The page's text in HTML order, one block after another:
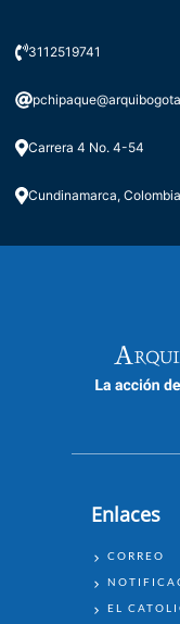
3112519741
Carrera 4 No. 4-54
Cundinamarca, Colombia
Enlaces
ENLACES
CORREO
EL